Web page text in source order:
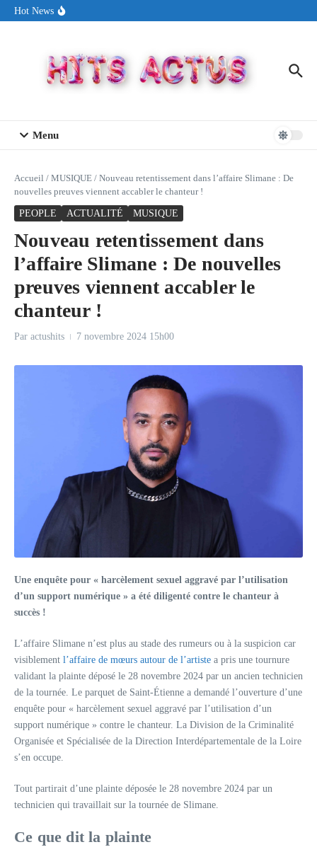
Aller au contenu
Hot News
« New Day »
Menu
Accueil / MUSIQUE / Nouveau retentissement dans l’affaire Slimane : De
nouvelles preuves viennent accabler le chanteur !
PEOPLE ACTUALITÉ MUSIQUE
Nouveau retentissement dans
l’affaire Slimane : De nouvelles
preuves viennent accabler le
chanteur !
Par actushits 7 novembre 2024 15h00
Une enquête pour « harcèlement sexuel aggravé par l’utilisation
d’un support numérique » a été diligenté contre le chanteur à
succès !
L’affaire Slimane n’est plus au stade des rumeurs ou à la suspicion car
visiblement l’affaire de mœurs autour de l’artiste a pris une tournure
validant la plainte déposé le 28 novembre 2024 par un ancien technicien
de la tournée. Le parquet de Saint-Étienne a demandé l’ouverture d’une
enquête pour « harcèlement sexuel aggravé par l’utilisation d’un
support numérique » contre le chanteur. La Division de la Criminalité
Organisée et Spécialisée de la Direction Interdépartementale de la Loire
s’en occupe.
Tout partirait d’une plainte déposée le 28 novembre 2024 par un
technicien qui travaillait sur la tournée de Slimane.
Ce que dit la plainte